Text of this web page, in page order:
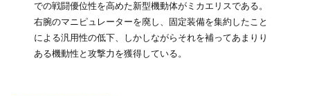
での戦闘優位性を高めた新型機動体がミカエリスである。
右腕のマニピュレーターを廃し、固定装備を集約したこと
による汎用性の低下、しかしながらそれを補ってあまりり
ある機動性と攻撃力を獲得している。